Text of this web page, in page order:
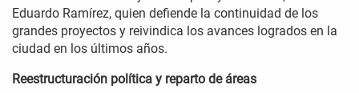
Eduardo Ramírez, quien defiende la continuidad de los
grandes proyectos y reivindica los avances logrados en la
ciudad en los últimos años.
Reestructuración política y reparto de áreas